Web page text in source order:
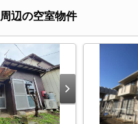
辺の空室物件